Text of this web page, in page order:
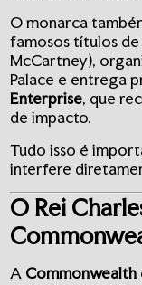
O monarca
famosos títulos
McCartney),
Palace e entrega
Enterprise, que
de impacto.
Tudo isso é
interfere
O Rei
A Commonwealth